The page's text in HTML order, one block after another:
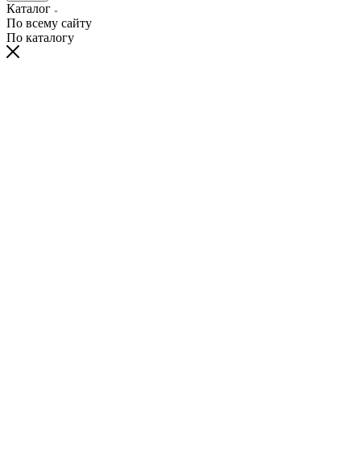
Каталог
По всему сайту
По каталогу